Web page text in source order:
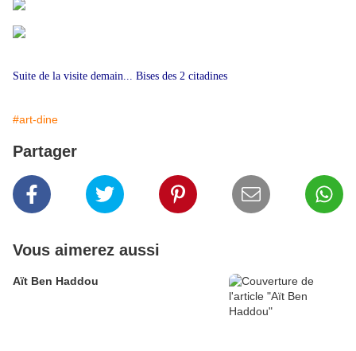
Suite de la visite demain... Bises des 2 citadines
#art-dine
Partager
Vous aimerez aussi
Aït Ben Haddou